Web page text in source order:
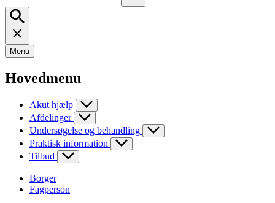
Menu
Hovedmenu
Akut hjælp
Afdelinger
Undersøgelse og behandling
Praktisk information
Tilbud
Borger
Fagperson